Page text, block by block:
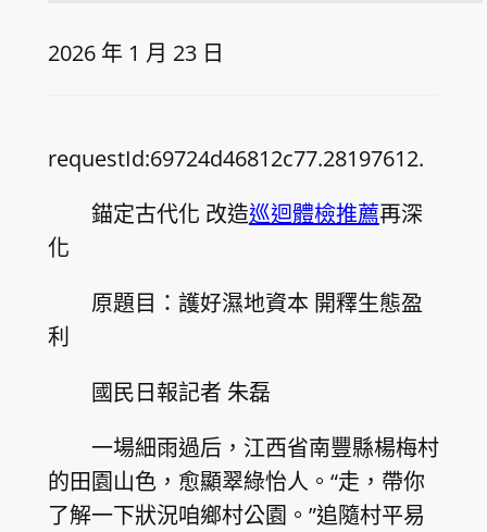
2026 年 1 月 23 日
requestId:69724d46812c77.28197612.
錨定古代化 改造巡迴體檢推薦再深
化
原題目：護好濕地資本 開釋生態盈
利
國民日報記者 朱磊
一場細雨過后，江西省南豐縣楊梅村
的田園山色，愈顯翠綠怡人。“走，帶你
了解一下狀況咱鄉村公園。”追隨村平易